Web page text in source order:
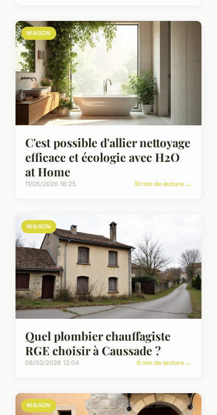
MAISON
C'est possible d'allier nettoyage
efficace et écologie avec H2O
at Home
11/05/2026 18:25 10 min de lecture →
MAISON
Quel plombier chauffagiste
RGE choisir à Caussade ?
06/03/2026 13:04 9 min de lecture →
MAISON